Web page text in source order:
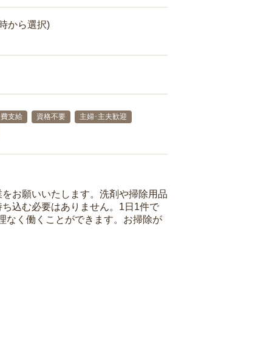
から選択)
支給 資格不要
主婦･主夫歓迎
お願いいたします。洗剤や掃除用品
込む必要はありません。1日1件で
なく働くことができます。お掃除が